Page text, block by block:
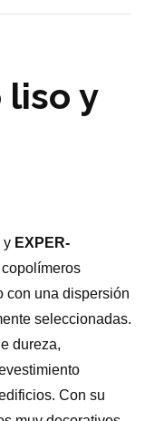
liso y
y EXPER-
con una dispersión
seleccionadas.
dureza,
Con su